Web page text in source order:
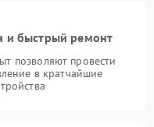
и быстрый ремонт
позволяют провести
в кратчайшие